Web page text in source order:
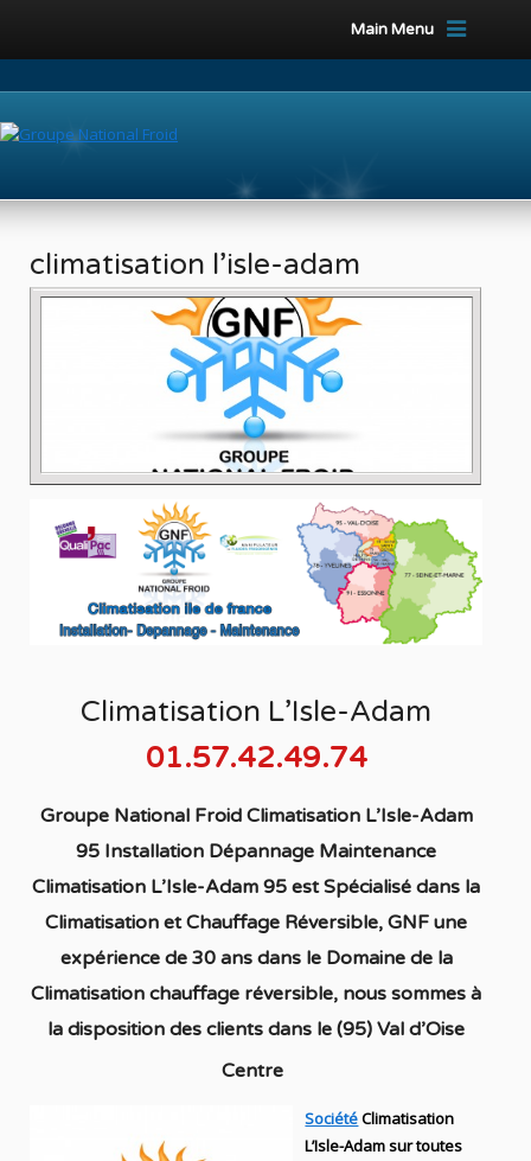
Main Menu
climatisation l’isle-adam
Climatisation L’Isle-Adam
01.57.42.49.74
Groupe National Froid Climatisation L’Isle-Adam
95 Installation Dépannage Maintenance
Climatisation L’Isle-Adam 95est Spécialisé dans la
Climatisation et Chauffage Réversible, GNF une
expérience de 30 ans dans le Domaine de la
Climatisation chauffage réversible, nous sommes à
la disposition des clients dans le (95) Val d’Oise
Centre
SociétéClimatisation
L’Isle-Adam sur toutes